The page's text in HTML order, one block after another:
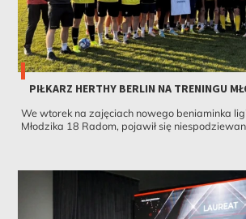
PIŁKARZ HERTHY BERLIN NA TRENINGU
We wtorek na zajęciach nowego beniaminka
Młodzika 18 Radom, pojawił się